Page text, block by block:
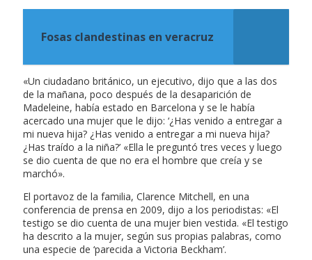
Fosas clandestinas en veracruz
«Un ciudadano británico, un ejecutivo, dijo que a las dos
de la mañana, poco después de la desaparición de
Madeleine, había estado en Barcelona y se le había
acercado una mujer que le dijo: ‘¿Has venido a entregar a
mi nueva hija? ¿Has venido a entregar a mi nueva hija?
¿Has traído a la niña?’ «Ella le preguntó tres veces y luego
se dio cuenta de que no era el hombre que creía y se
marchó».
El portavoz de la familia, Clarence Mitchell, en una
conferencia de prensa en 2009, dijo a los periodistas: «El
testigo se dio cuenta de una mujer bien vestida. «El testigo
ha descrito a la mujer, según sus propias palabras, como
una especie de ‘parecida a Victoria Beckham’.